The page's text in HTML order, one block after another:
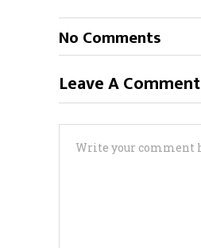
No Comments
Leave A Comment